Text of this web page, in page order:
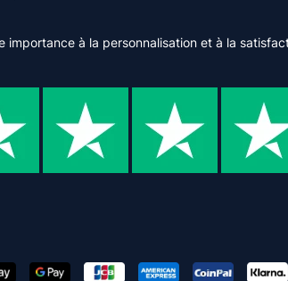
importance à la personnalisation et à la